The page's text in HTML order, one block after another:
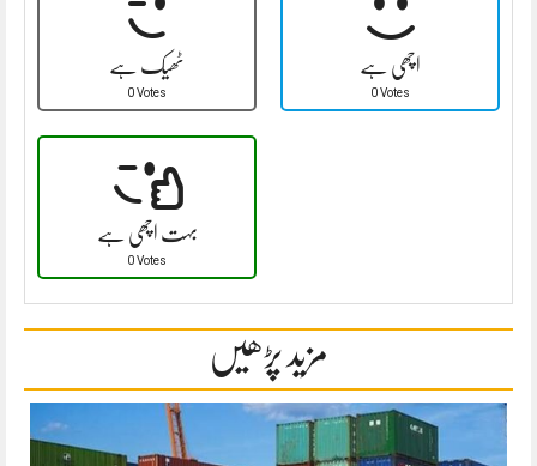
ٹھیک ہے
0 Votes
اچھی ہے
0 Votes
بہت اچھی ہے
0 Votes
مزید پڑھیں